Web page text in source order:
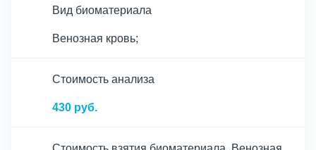
Вид биоматериала
Венозная кровь;
Cтоимость анализа
430 руб.